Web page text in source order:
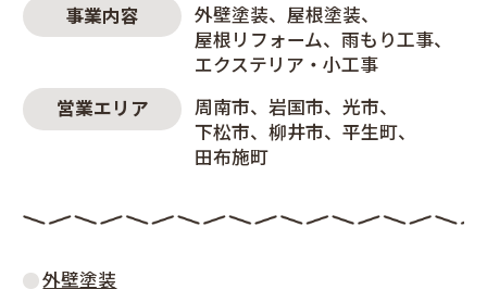
事業内容 外壁塗装
屋根塗装
屋根リフォーム
雨もり工事
エクステリア・小工事
営業エリア
周南市 岩国市
光市
下松市
柳井市
平生町
田布施町
外壁塗装